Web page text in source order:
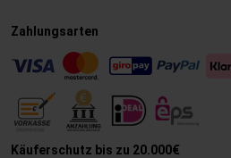
Zahlungsarten
Käuferschutz bis zu 20.000€